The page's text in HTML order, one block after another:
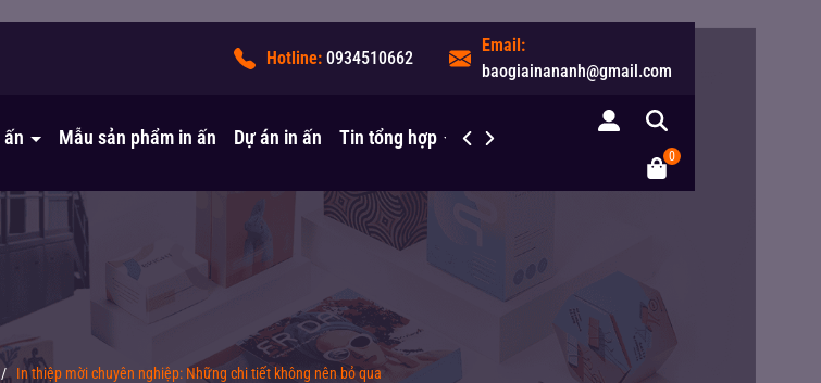
Hotline: 0934510662
Email:
baogiainananh@gmail.com
Mẫu sản phẩm in ấn Dự án in ấn Tin tổng hợp Liên hệ
0
/ In thiệp mời chuyên nghiệp: Những chi tiết không nên bỏ qua